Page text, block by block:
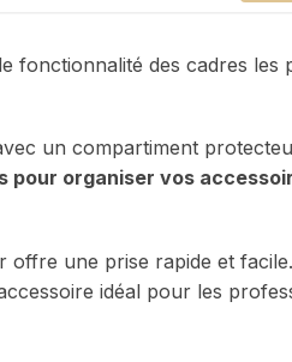
fonctionnalité des cadres les
un compartiment
pour organiser vos
offre une prise rapide et
idéal pour les